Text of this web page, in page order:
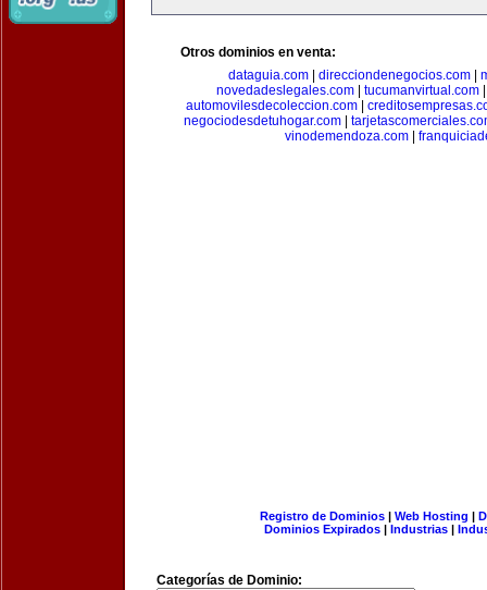
Otros dominios en venta:
dataguia.com| direcciondenegocios.com|
novedadeslegales.com
tucumanvirtual.com
automovilesdecoleccion.com
negociodesdetuhogar.com
vinodemendoza.com|
Registro de Dominios| Web Hosting |
Dominios Expirados | Industrias |
Categorías de Dominio: